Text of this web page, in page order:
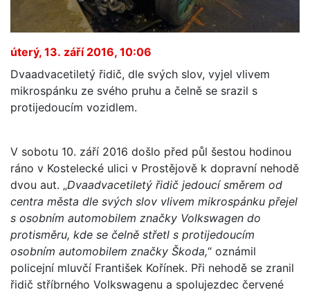
úterý, 13. září 2016, 10:06
Dvaadvacetiletý řidič, dle svých slov, vyjel vlivem
mikrospánku ze svého pruhu a čelně se srazil s
protijedoucím vozidlem.
V sobotu 10. září 2016 došlo před půl šestou hodinou
ráno v Kostelecké ulici v Prostějově k dopravní nehodě
dvou aut. „Dvaadvacetiletý řidič jedoucí směrem od
centra města dle svých slov vlivem mikrospánku přejel
s osobním automobilem značky Volkswagen do
protisměru, kde se čelně střetl s protijedoucím
osobním automobilem značky Škoda,“ oznámil
policejní mluvčí František Kořínek. Při nehodě se zranil
řidič stříbrného Volkswagenu a spolujezdec červené